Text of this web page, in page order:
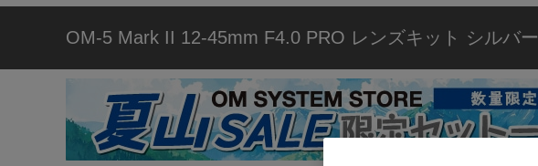
OM-5 Mark II 12-45mm F4.0 PRO レンズキット シルバー